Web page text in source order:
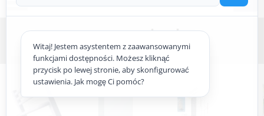
Menu
ogrzewanie.pl
Strona główna ogrzewanie.pl
Witaj! Jestem asystentem z zaawansowanymi
funkcjami dostępności. Możesz kliknąć
przycisk po lewej stronie, aby skonfigurować
ustawienia. Jak mogę Ci pomóc?